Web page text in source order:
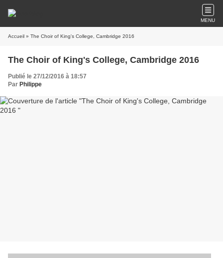
MENU
Accueil » The Choir of King's College, Cambridge 2016
The Choir of King's College, Cambridge 2016
Publié le 27/12/2016 à 18:57
Par Philippe